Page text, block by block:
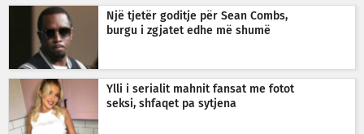
Një tjetër goditje për Sean Combs,
burgu i zgjatet edhe më shumë
Ylli i serialit mahnit fansat me fotot
seksi, shfaqet pa sytjena